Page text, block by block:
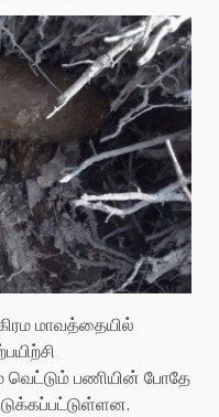
மாவத்தையில்
பணியின் போதே